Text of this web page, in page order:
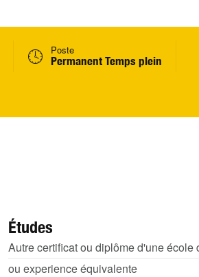
Poste
Permanent Temps plein
Études
Autre certificat ou diplôme d'une école
ou experience équivalente